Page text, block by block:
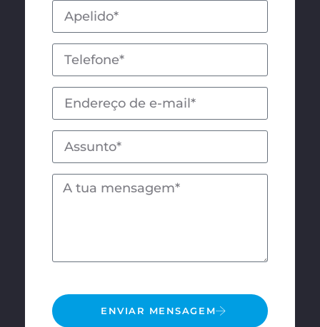
ENVIAR MENSAGEM